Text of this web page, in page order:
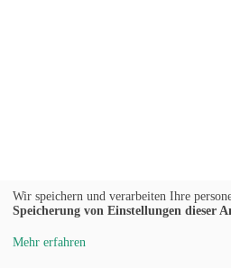
Wir speichern und verarbeiten Ihre
Speicherung von Einstellungen dieser
Mehr erfahren